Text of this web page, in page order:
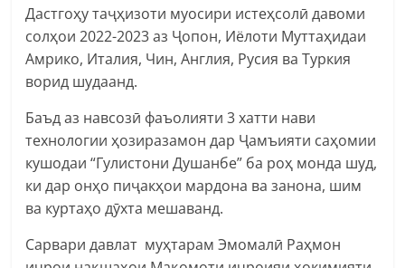
Дастгоҳу таҷҳизоти муосири истеҳсолӣ давоми
солҳои 2022-2023 аз Ҷопон, Иёлоти Муттаҳидаи
Амрико, Италия, Чин, Англия, Русия ва Туркия
ворид шудаанд.
Баъд аз навсозӣ фаъолияти 3 хатти нави
технологии ҳозиразамон дар Ҷамъияти саҳомии
кушодаи “Гулистони Душанбе” ба роҳ монда шуд,
ки дар онҳо пиҷакҳои мардона ва занона, шим
ва куртаҳо дӯхта мешаванд.
Сарвари давлат муҳтарам Эмомалӣ Раҳмон